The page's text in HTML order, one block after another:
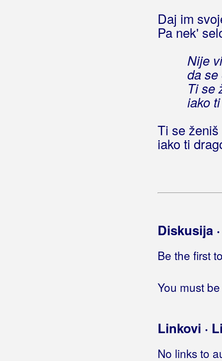
Daj im
Pa nek'
Nije
da
Ti se
iako
Ti se
iako ti
Diskusija
Be the first
You must
Linkovi ·
No links to